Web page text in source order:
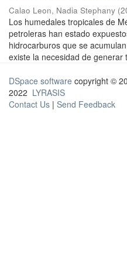
Calao Leon, Nadia Stephany (
Los humedales tropicales de
petroleras han estado
hidrocarburos que se
existe la necesidad de generar
DSpace software copyright ©
2022 LYRASIS
Contact Us | Send Feedback